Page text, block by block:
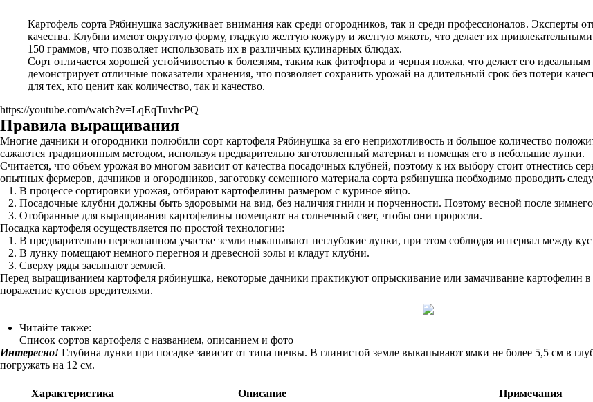
Картофель сорта Рябинушка заслуживает внимания как среди огородников, так и среди профессионалов. Эксперты
качества. Клубни имеют округлую форму, гладкую желтую кожуру и желтую мякоть, что делает их
150 граммов, что позволяет использовать их в различных кулинарных блюдах.
Сорт отличается хорошей устойчивостью к болезням, таким как фитофтора и черная ножка, что делает его
демонстрирует отличные показатели хранения, что позволяет сохранить урожай на длительный срок без потери
для тех, кто ценит как количество, так и качество.
https://youtube.com/watch?v=LqEqTuvhcPQ
Правила выращивания
Многие дачники и огородники полюбили сорт картофеля Рябинушка за его неприхотливость и большое количество
сажаются традиционным методом, используя предварительно заготовленный материал и помещая его в небольшие лунки.
Считается, что объем урожая во многом зависит от качества посадочных клубней, поэтому к их выбору стоит отнестись
опытных фермеров, дачников и огородников, заготовку семенного материала сорта рябинушка необходимо проводить
В процессе сортировки урожая, отбирают картофелины размером с куриное яйцо.
Посадочные клубни должны быть здоровыми на вид, без наличия гнили и порченности. Поэтому весной после зимнего
Отобранные для выращивания картофелины помещают на солнечный свет, чтобы они проросли.
Посадка картофеля осуществляется по простой технологии:
В предварительно перекопанном участке земли выкапывают неглубокие лунки, при этом соблюдая интервал между
В лунку помещают немного перегноя и древесной золы и кладут клубни.
Сверху ряды засыпают землей.
Перед выращиванием картофеля рябинушка, некоторые дачники практикуют опрыскивание или замачивание картофелин в
поражение кустов вредителями.
Читайте также:
Список сортов картофеля с названием, описанием и фото
Интересно! Глубина лунки при посадке зависит от типа почвы. В глинистой земле выкапывают ямки не более 5,5 см в
погружать на 12 см.
Характеристика Описание
Примечания